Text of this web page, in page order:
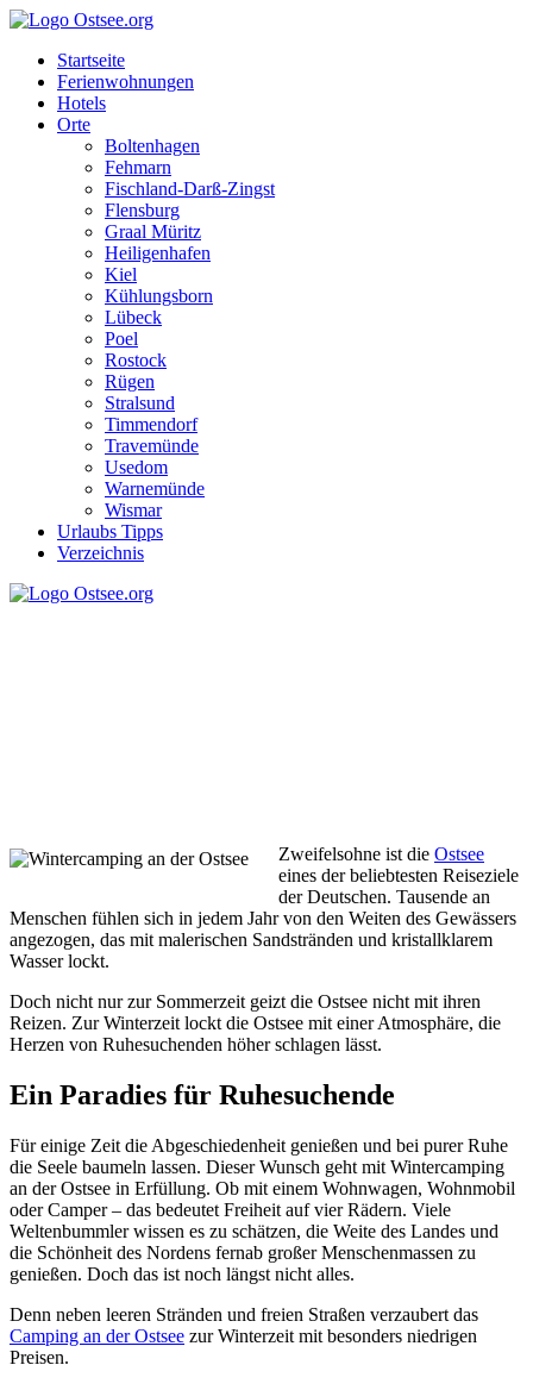
Startseite
Ferienwohnungen
Hotels
Orte
Boltenhagen
Fehmarn
Fischland-Darß-Zingst
Flensburg
Graal Müritz
Heiligenhafen
Kiel
Kühlungsborn
Lübeck
Poel
Rostock
Rügen
Stralsund
Timmendorf
Travemünde
Usedom
Warnemünde
Wismar
Urlaubs Tipps
Verzeichnis
Zweifelsohne ist die Ostsee
eines der beliebtesten Reiseziele
der Deutschen. Tausende an
Menschen fühlen sich in jedem Jahr von den Weiten des Gewässers
angezogen, das mit malerischen Sandstränden und kristallklarem
Wasser lockt.
Doch nicht nur zur Sommerzeit geizt die Ostsee nicht mit ihren
Reizen. Zur Winterzeit lockt die Ostsee mit einer Atmosphäre, die
Herzen von Ruhesuchenden höher schlagen lässt.
Ein Paradies für Ruhesuchende
Für einige Zeit die Abgeschiedenheit genießen und bei purer Ruhe
die Seele baumeln lassen. Dieser Wunsch geht mit Wintercamping
an der Ostsee in Erfüllung. Ob mit einem Wohnwagen, Wohnmobil
oder Camper – das bedeutet Freiheit auf vier Rädern. Viele
Weltenbummler wissen es zu schätzen, die Weite des Landes und
die Schönheit des Nordens fernab großer Menschenmassen zu
genießen. Doch das ist noch längst nicht alles.
Denn neben leeren Stränden und freien Straßen verzaubert das
Camping an der Ostsee zur Winterzeit mit besonders niedrigen
Preisen.